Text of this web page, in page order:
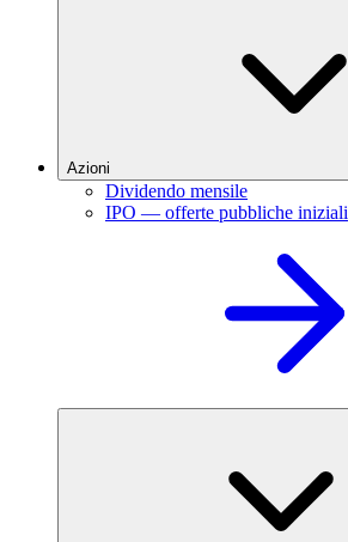
Azioni
Dividendo mensile
IPO — offerte pubbliche iniziali